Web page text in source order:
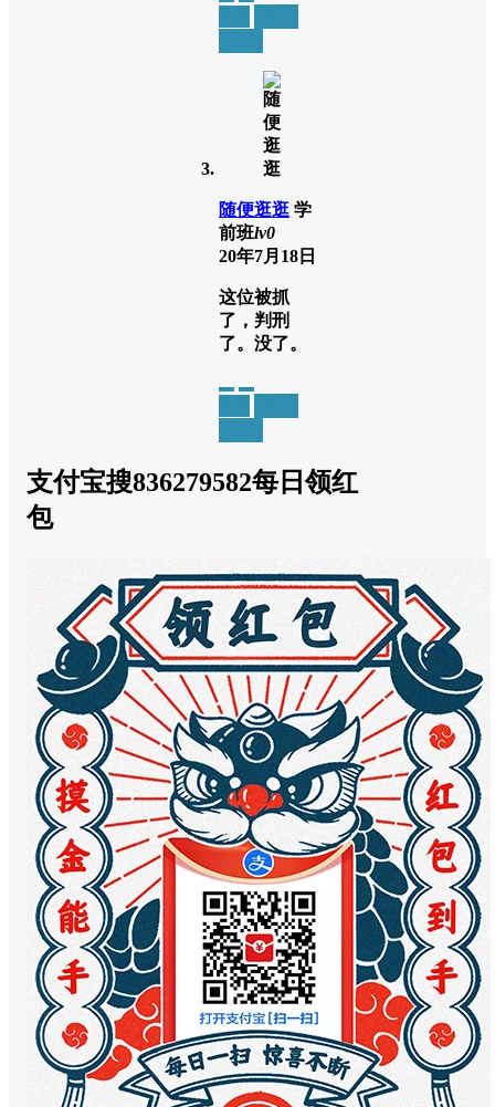
随便逛逛 学
前班lv0
20年7月18日
这位被抓
了，判刑
了。没了。
支付宝搜836279582每日领红
包